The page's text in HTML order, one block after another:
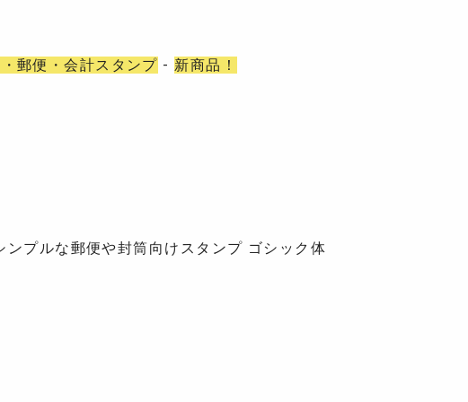
郵便・会計スタンプ - 新商品！
プルな郵便や封筒向けスタンプ ゴシック体